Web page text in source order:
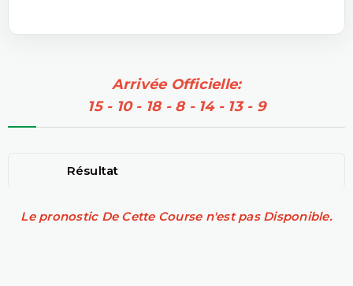
Arrivée Officielle:
15 - 10 - 18 - 8 - 14 - 13 - 9
Résultat
Le pronostic De Cette Course n'est pas Disponible.